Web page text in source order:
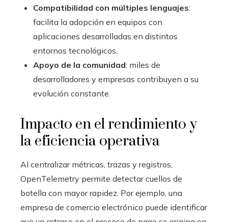
Compatibilidad con múltiples lenguajes:
facilita la adopción en equipos con
aplicaciones desarrolladas en distintos
entornos tecnológicos.
Apoyo de la comunidad: miles de
desarrolladores y empresas contribuyen a su
evolución constante.
Impacto en el rendimiento y
la eficiencia operativa
Al centralizar métricas, trazas y registros,
OpenTelemetry permite detectar cuellos de
botella con mayor rapidez. Por ejemplo, una
empresa de comercio electrónico puede identificar